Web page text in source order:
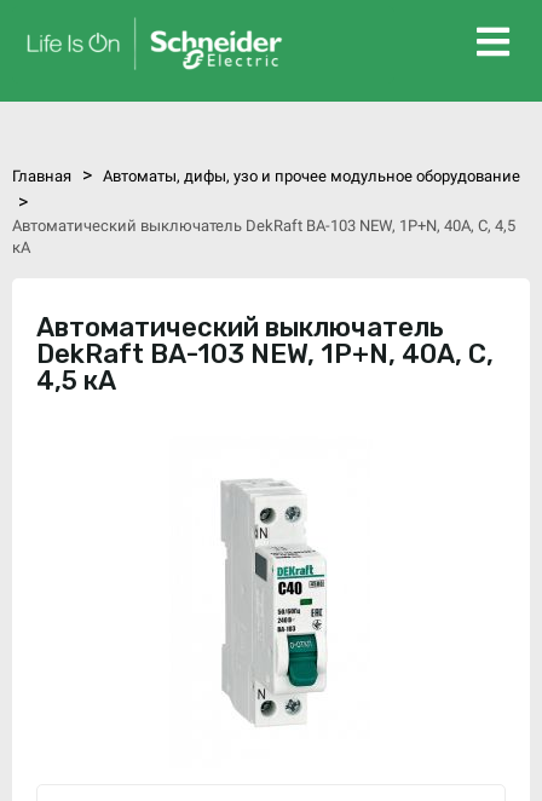
Главная > Автоматы, дифы, узо и прочее модульное оборудование
>
Автоматический выключатель DekRaft ВА-103 NEW, 1P+N, 40А, С, 4,5
кА
Автоматический выключатель
DekRaft ВА-103 NEW, 1P+N, 40А, С,
4,5 кА